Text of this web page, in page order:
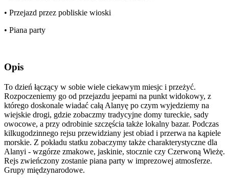
• Przejazd przez pobliskie wioski
• Piana party
Opis
To dzień łączący w sobie wiele ciekawym miesjc i przeżyć.
Rozpoczeniemy go od przejazdu jeepami na punkt widokowy, z
którego doskonale wiadać całą Alanyę po czym wyjedziemy na
wiejskie drogi, gdzie zobaczmy tradycyjne domy tureckie, sady
owocowe, a przy odrobinie szczęścia także lokalny bazar. Podczas
kilkugodzinnego rejsu przewidziany jest obiad i przerwa na kąpiele
morskie. Z pokładu statku zobaczymy także charakterystyczne dla
Alanyi - wzgórze zmakowe, jaskinie, stocznie czy Czerwoną Wieżę.
Rejs zwieńczony zostanie piana party w imprezowej atmosferze.
Grupy międzynarodowe.